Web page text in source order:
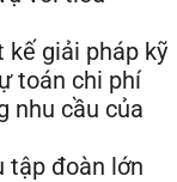
kế giải pháp kỹ
toán chi phí
nhu cầu của
tập đoàn lớn